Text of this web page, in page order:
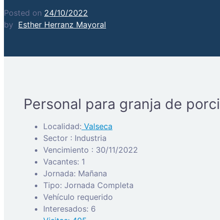
Posted on 24/10/2022
by Esther Herranz Mayoral
Personal para granja de
Localidad: Valseca
Sector : Industria
Vencimiento : 30/11/2022
Vacantes: 1
Jornada: Mañana
Tipo: Jornada Completa
Vehículo requerido
Interesados: 6